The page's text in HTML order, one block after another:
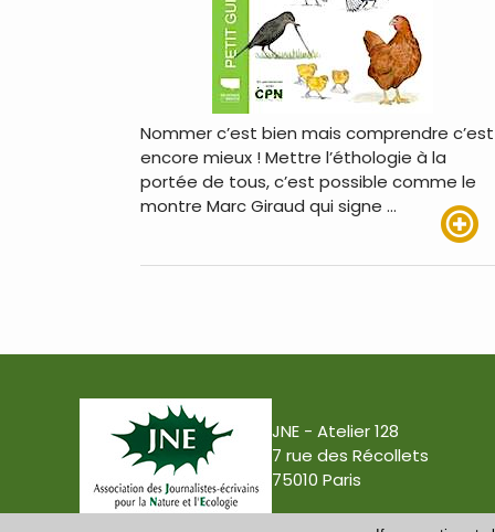
Nommer c’est bien mais comprendre c’est
encore mieux ! Mettre l’éthologie à la
portée de tous, c’est possible comme le
montre Marc Giraud qui signe …
JNE - Atelier 128
7 rue des Récollets
75010 Paris